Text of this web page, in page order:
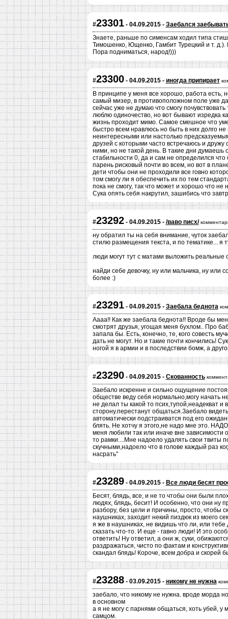
#23301- 04.09.2015 - Заебался
Знаете, раньше по сименсам ходил типа
Тимошенко, Ющенко, Гамбит Турецкий и т.
Пора подниматься, народ!)))
#23300- 04.09.2015 - иногда припирает
В принципе у меня все хорошо, работа есть,
самый мизер, в противоположном поле уже
сейчас уже не думаю что смогу
люблю одиночество, но вот бывают изредка
жизнь проходит мимо. Самое смешное что
быстро всем нравлюсь но быть в них долго
неинтересными или настолько
друзей с которыми часто встречаюсь и дружу
ними, но не такой день. В такие дни
стабильности 0, да и сам не определился
парень рисковый почти во всем, но вот в
дети чтобы они не проходили все говно
том смогу ли я обеспечить их по тем
пока не смогу, так что может и хорошо что
Сука опять себя накрутил, зашибись что
#23292- 04.09.2015 - /ваво писх/
ну обратил ты на себя внимание, чуток
стилю размещения текста, и по тематике... я
люди могут тут с матами выложить реальные
найди себе девочку, ну или мальчика, ну или
более :)
#23291- 04.09.2015 - Заебала беднота
Аааа!! Как же заебала беднота!! Вроде бы
смотрят друзья, угощая меня бухлом.. Про
запала бы. Есть, конечно, те, кого совесть
дать не могут. Но и такие почти кончились!
ногой я в армии и в последствии бомж, а
#23290- 04.09.2015 - Скованность
Заебало искренне и сильно ощущение
обществе веду себя нормально,могу начать
не делал ты какой то псих,тупой,неадекват и
сторону.перестанут общаться.Заебало
автоматически подстраиватся под его
блять. Не хотчу я этого,не надо мне это.
меня любили так или иначе вне зависимости
то рамки....Мне надоело удалять свои твиты
скучными,надоело что в голове каждый раз
насрать"
#23289- 04.09.2015 - Все люди бесят
Бесят, блядь, все, и не то чтобы они были
людях, блядь, бесит! И особенно, что они ну
разбору, без цели и причины, просто, чтобы
наушниках, заходит некий пиздюк из моего
я же в наушниках, не видишь что ли, или
сказать что-то. И еще - гавно люди! И это
ответить! Ну ответил, а они ж, суки,
раздражаться, чисто по фактам и
скандал блядь! Короче, всем добра и скорей
#23288- 03.09.2015 - никому не нужна
заебало, что никому не нужна. вроде морда
в основном
а я не могу с парнями общаться, хоть убей, у
самцом.